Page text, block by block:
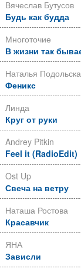
Вячеслав Бутусов
Будь как будда
Многоточие
В жизни так
Наталья
Феникс
Линда
Круг от руки
Andrey Pitkin
Feel it (RadioEdit)
Ost Up
Свеча на ветру
Наташа Ростова
Красавчик
ЯНА
Зависли